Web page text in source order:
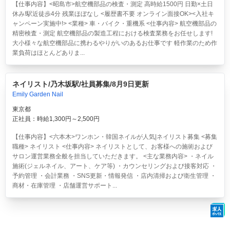
【仕事内容】<昭島市>航空機部品の検査・測定 高時給1500円 日勤×土日
休み!駅近徒歩4分 残業ほぼなし <履歴書不要 オンライン面接OK><入社キ
ャンペーン実施中!> <業種> 車・バイク・重機系 <仕事内容> 航空機部品の
精密検査・測定 航空機部品の製造工程における検査業務をお任せします!
大小様々な航空機部品に携わるやりがいのあるお仕事です 軽作業のため作
業負荷はほとんどありま...
ネイリスト/乃木坂駅/社員募集/8月9日更新
Emily Garden Nail
東京都
正社員：時給1,300円～2,500円
【仕事内容】<六本木>ワンホン・韓国ネイルが人気|ネイリスト募集 <募集
職種> ネイリスト <仕事内容> ネイリストとして、お客様への施術および
サロン運営業務全般を担当していただきます。 <主な業務内容> ・ネイル
施術(ジェルネイル、アート、ケア等) ・カウンセリングおよび接客対応 ・
予約管理 ・会計業務 ・SNS更新・情報発信 ・店内清掃および衛生管理 ・
商材・在庫管理 ・店舗運営サポート...